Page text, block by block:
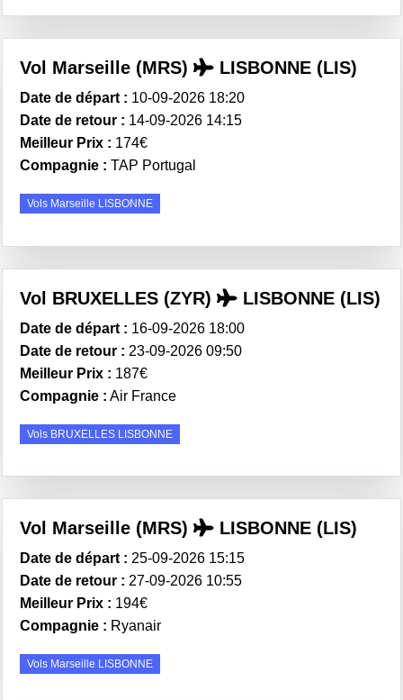
Vol Marseille (MRS) LISBONNE (LIS)
Date de départ : 10-09-2026 18:20
Date de retour : 14-09-2026 14:15
Meilleur Prix : 174€
Compagnie : TAP Portugal
Vols Marseille LISBONNE
Vol BRUXELLES (ZYR) LISBONNE (LIS)
Date de départ : 16-09-2026 18:00
Date de retour : 23-09-2026 09:50
Meilleur Prix : 187€
Compagnie : Air France
Vols BRUXELLES LISBONNE
Vol Marseille (MRS) LISBONNE (LIS)
Date de départ : 25-09-2026 15:15
Date de retour : 27-09-2026 10:55
Meilleur Prix : 194€
Compagnie : Ryanair
Vols Marseille LISBONNE